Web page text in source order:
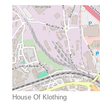
House Of Klothing